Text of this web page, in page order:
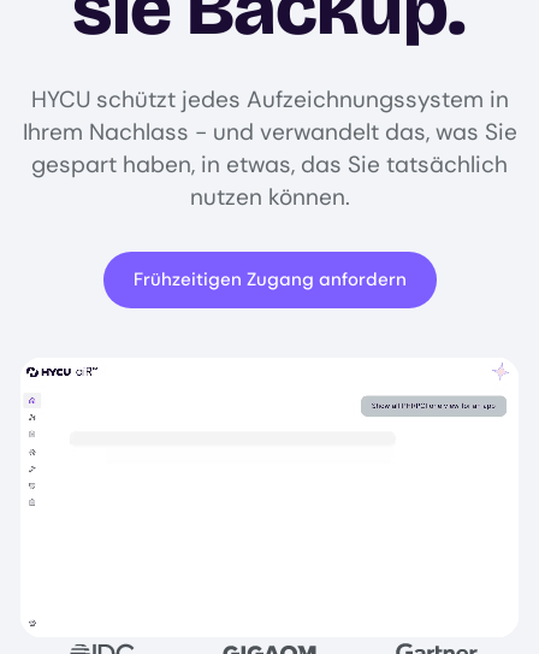
HYCU schützt jedes Aufzeichnungssystem in
Ihrem Nachlass - und verwandelt das, was Sie
gespart haben, in etwas, das Sie tatsächlich
nutzen können.
Frühzeitigen Zugang anfordern